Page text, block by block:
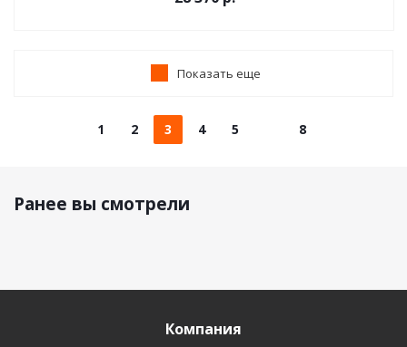
Показать еще
1 2 3 4 5 8
Ранее вы смотрели
Компания